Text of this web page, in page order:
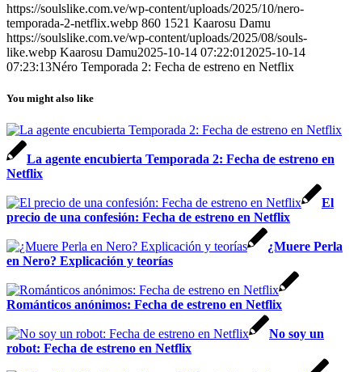
https://soulslike.com.ve/wp-content/uploads/2025/10/nero-
temporada-2-netflix.webp 860 1521 Kaarosu Damu
https://soulslike.com.ve/wp-content/uploads/2025/08/souls-
like.webp Kaarosu Damu2025-10-14 07:22:01 2025-10-14
07:23:13Néro Temporada 2: Fecha de estreno en Netflix
You might also like
La agente encubierta Temporada 2: Fecha de estreno en
Netflix
El
precio de una confesión: Fecha de estreno en Netflix
¿Muere Perla
en Nero? Explicación y teorías
Románticos anónimos: Fecha de estreno en Netflix
No soy un
robot: Fecha de estreno en Netflix